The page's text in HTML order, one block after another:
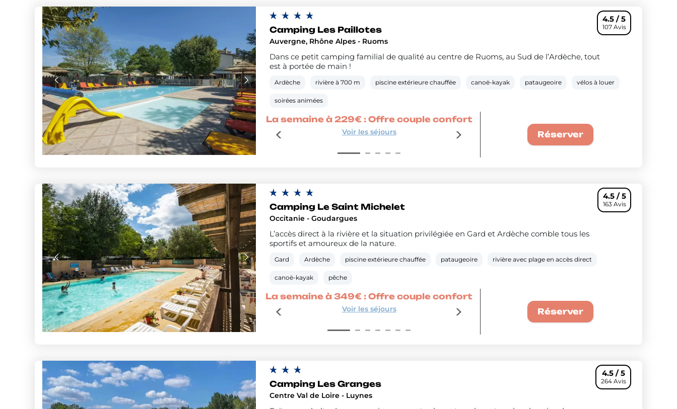
4.5 / 5
107 Avis
Camping Les Paillotes
Auvergne, Rhône Alpes - Ruoms
Dans ce petit camping familial de qualité au centre de Ruoms, au Sud de l’Ardèche, tout
est à portée de main !
Ardèche rivière à 700 m piscine extérieure chauffée canoë-kayak pataugeoire vélos à louer
soirées animées
-25% : Dernière minute d’été
Voir les séjours
La semaine à 229€ : Offre couple confort
Voir les séjours Voir les séjours
Réserver
4.5 / 5
163 Avis
Camping Le Saint Michelet
Occitanie - Goudargues
L’accès direct à la rivière et la situation privilégiée en Gard et Ardèche comble tous les
sportifs et amoureux de la nature.
Gard Ardèche piscine extérieure chauffée pataugeoire rivière avec plage en accès direct
canoë-kayak pêche
-20% : Dernière minute d’été
Voir les séjours
La semaine à 349€ : Offre couple confort
Voir les séjours Voir les séjours
Réserver
4.5 / 5
264 Avis
Camping Les Granges
Centre Val de Loire - Luynes